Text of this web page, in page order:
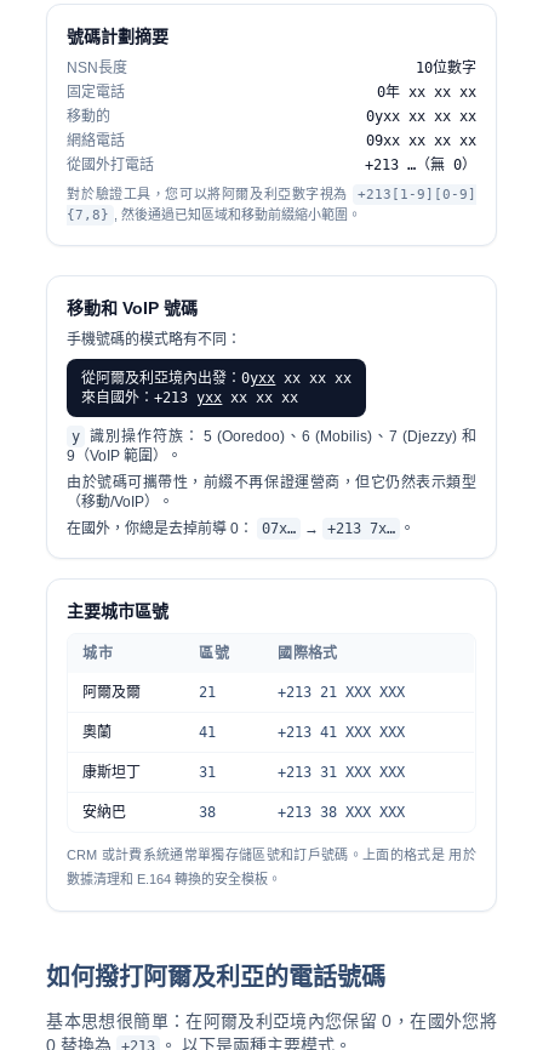
號碼計劃摘要
NSN長度
10位數字
固定電話
0年 xx xx xx
移動的
0yxx xx xx xx
網絡電話
09xx xx xx xx
從國外打電話
+213 …（無 0）
對於驗證工具，您可以將阿爾及利亞數字視為
+213[1-9][0-9]
{7,8}
, 然後通過已知區域和移動前綴縮小範圍。
移動和 VoIP 號碼
手機號碼的模式略有不同：
從阿爾及利亞境內出發：0yxx xx xx xx
來自國外：+213yxx xx xx xx
y 識別操作符族： 5 (Ooredoo)、6 (Mobilis)、7 (Djezzy) 和
9（VoIP 範圍）。
由於號碼可攜帶性，前綴不再保證運營商，但它仍然表示類型
（移動/VoIP）。
在國外，你總是去掉前導 0：
07x… → +213 7x… 。
主要城市區號
城市 區號 國際格式
阿爾及爾 21 +213 21 XXX XXX
奧蘭 41 +213 41 XXX XXX
康斯坦丁 31 +213 31 XXX XXX
安納巴 38 +213 38 XXX XXX
CRM 或計費系統通常單獨存儲區號和訂戶號碼。上面的格式是 用於
數據清理和 E.164 轉換的安全模板。
如何撥打阿爾及利亞的電話號碼
基本思想很簡單：在阿爾及利亞境內您保留 0，在國外您將
0 替換為
+213 。 以下是兩種主要模式。